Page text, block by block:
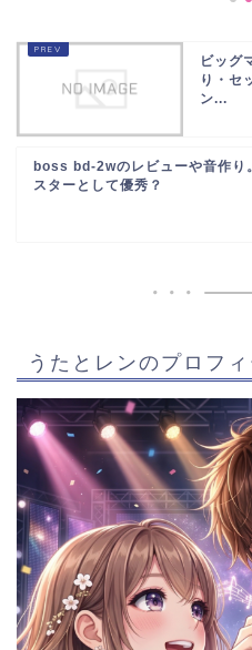
ビッグ
り・セ
ン...
boss bd-2wのレビューや音作り
スターとして優秀？
うたとレンのプロフ